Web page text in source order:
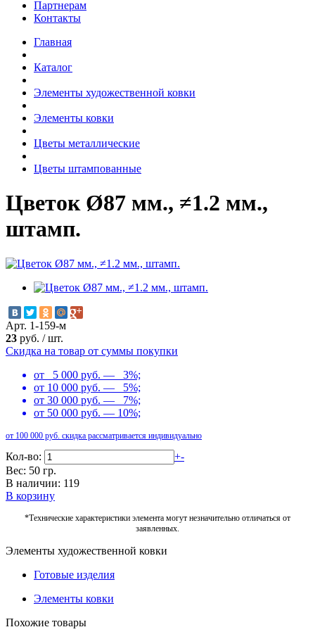
Партнерам
Контакты
Главная
Каталог
Элементы художественной ковки
Элементы ковки
Цветы металлические
Цветы штампованные
Цветок Ø87 мм., ≠1.2 мм.,
штамп.
Арт. 1-159-м
23 руб. /шт.
Скидка на товар от суммы покупки
от 5 000 руб. — 3%;
от 10 000 руб. — 5%;
от 30 000 руб. — 7%;
от 50 000 руб. — 10%;
от 100 000 руб. скидка рассматривается индивидуально
Кол-во: +-
Вес: 50 гр.
В наличии: 119
В корзину
*Технические характеристики элемента могут незначительно отличаться от
заявленных.
Элементы художественной ковки
Готовые изделия
Элементы ковки
Похожие товары